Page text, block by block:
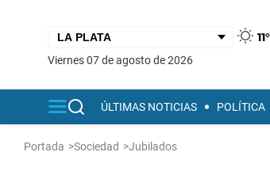
11°
viernes 07 de agosto de 2026
ÚLTIMAS NOTICIAS POLÍTICA
Portada >Sociedad >Jubilados